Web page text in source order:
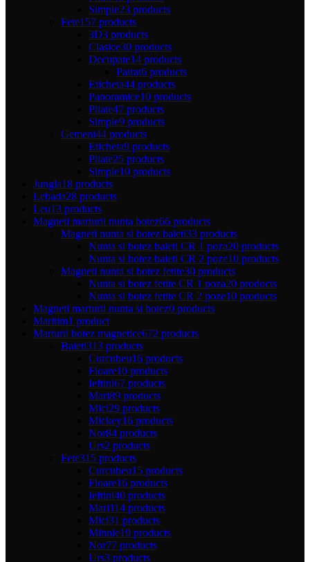
Simple23 products
Fete157 products
3D3 products
Clasice30 products
Decupate14 products
Patrat6 products
Eticheta44 products
Panoramice10 products
Pliate47 products
Simple9 products
Gemeni44 products
Eticheta9 products
Pliate25 products
Simple10 products
Jungla18 products
Lebada28 products
Leu13 products
Magneti marturii nunta botez66 products
Magneti nunta si botez baieti33 products
Nunta si botez baieti CR 1 poza20 products
Nunta si botez baieti CR 2 poze10 products
Magneti nunta si botez fetite30 products
Nunta si botez fetite CR 1 poza20 products
Nunta si botez fetite CR 2 poze10 products
Magneti marturii nunta si botez0 products
Maritim1 product
Marturii botez magnetice672 products
Baieti313 products
Curcubeu16 products
Floare10 products
Ieftini67 products
Mari89 products
Mici29 products
Mickey16 products
Nor84 products
Urs2 products
Fete315 products
Curcubeu15 products
Floare16 products
Ieftini40 products
Mari114 products
Mici31 products
Minnie19 products
Nor77 products
Urs3 products